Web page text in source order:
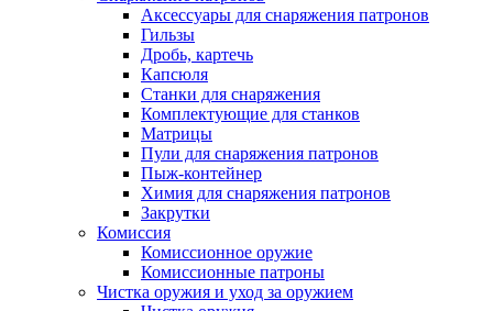
Аксессуары для снаряжения патронов
Гильзы
Дробь, картечь
Капсюля
Станки для снаряжения
Комплектующие для станков
Матрицы
Пули для снаряжения патронов
Пыж-контейнер
Химия для снаряжения патронов
Закрутки
Комиссия
Комиссионное оружие
Комиссионные патроны
Чистка оружия и уход за оружием